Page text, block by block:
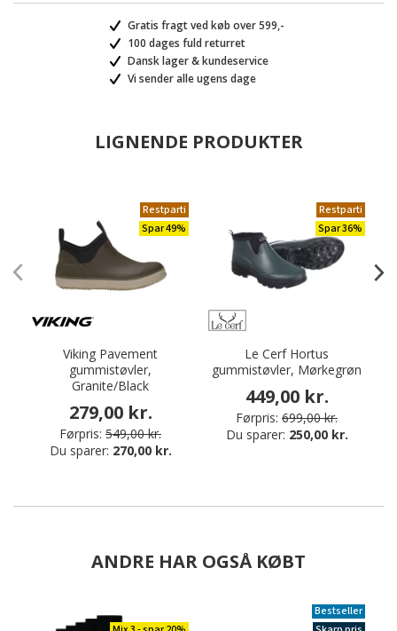
Gratis fragt ved køb over 599,-
100 dages fuld returret
Dansk lager & kundeservice
Vi sender alle ugens dage
LIGNENDE PRODUKTER
Restparti
Spar 49%
Viking Pavement
gummistøvler,
Granite/Black
279,00 kr.
Førpris: 549,00 kr.
Du sparer: 270,00 kr.
Restparti
Spar 36%
Le Cerf Hortus
gummistøvler, Mørkegrøn
449,00 kr.
Førpris: 699,00 kr.
Du sparer: 250,00 kr.
ANDRE HAR OGSÅ KØBT
Bestseller